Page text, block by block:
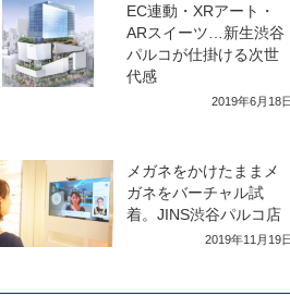
EC連動・XRアート・
ARスイーツ…新生渋谷
パルコが仕掛ける次世
代感
2019年6月18日
メガネをかけたままメ
ガネをバーチャル試
着。JINS渋谷パルコ店
2019年11月19日